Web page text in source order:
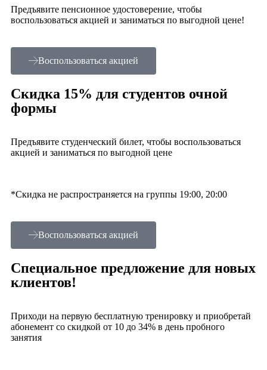
Предъявите пенсионное удостоверение, чтобы
воспользоваться акцией и заниматься по выгодной цене!
Воспользоваться акцией
Скидка 15% для студентов очной
формы
Предъявите студенческий билет, чтобы воспользоваться
акцией и заниматься по выгодной цене
*Скидка не распространяется на группы 19:00, 20:00
Воспользоваться акцией
Специальное предложение для новых
клиентов!
Приходи на первую бесплатную тренировку и приобретай
абонемент со скидкой от 10 до 34% в день пробного
занятия